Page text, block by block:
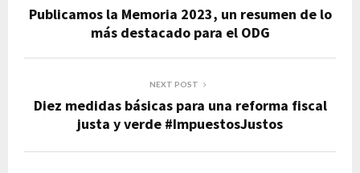
Publicamos la Memoria 2023, un resumen de lo
más destacado para el ODG
NEXT POST
Diez medidas básicas para una reforma fiscal
justa y verde #ImpuestosJustos